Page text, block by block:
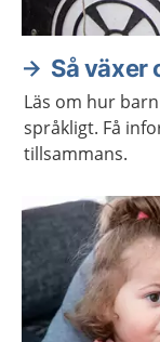
Så växer
Läs om hur
språkligt. Få
tillsammans.